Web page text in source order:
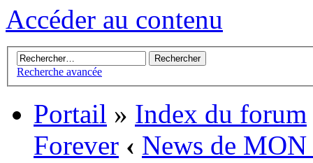
Accéder au contenu
Recherche avancée
Portail » Index du forum
Forever ‹ News de